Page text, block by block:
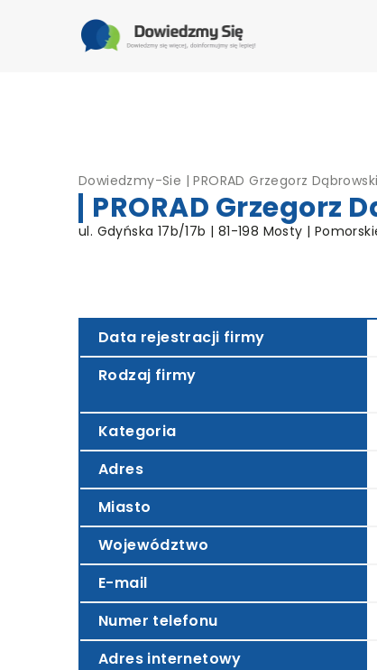
Dowiedzmy-Sie |PRORAD Grzegorz Dąbrowski
PRORAD Grzegorz
ul. Gdyńska 17b/17b | 81-198 Mosty |
Data rejestracji firmy
Rodzaj firmy
Kategoria
Adres
Miasto
Województwo
E-mail
Numer telefonu
Adres internetowy